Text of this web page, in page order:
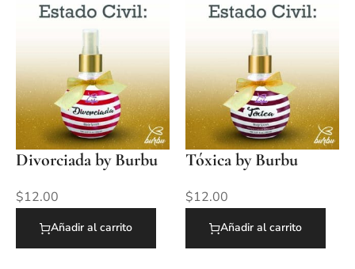
Divorciada by Burbu
$12.00
Añadir al carrito
Tóxica by Burbu
$12.00
Añadir al carrito